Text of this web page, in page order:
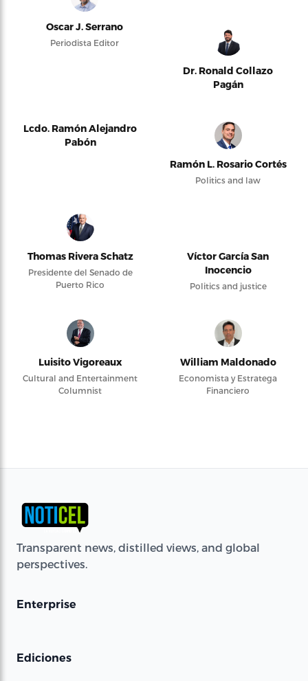
Oscar J. Serrano
Periodista Editor
Dr. Ronald Collazo
Pagán
Lcdo. Ramón Alejandro
Pabón
Ramón L. Rosario Cortés
Politics and law
Thomas Rivera Schatz
Presidente del Senado de
Puerto Rico
Víctor García San
Inocencio
Politics and justice
Luisito Vigoreaux
Cultural and Entertainment
Columnist
William Maldonado
Economista y Estratega
Financiero
Transparent news, distilled views, and global
perspectives.
Enterprise
Ediciones